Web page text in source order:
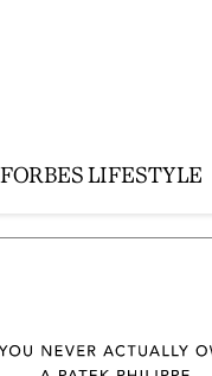
FORBES LIFESTYLE